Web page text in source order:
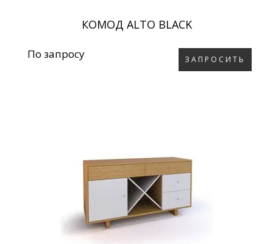
КОМОД ALTO BLACK
По запросу ЗАПРОСИТЬ